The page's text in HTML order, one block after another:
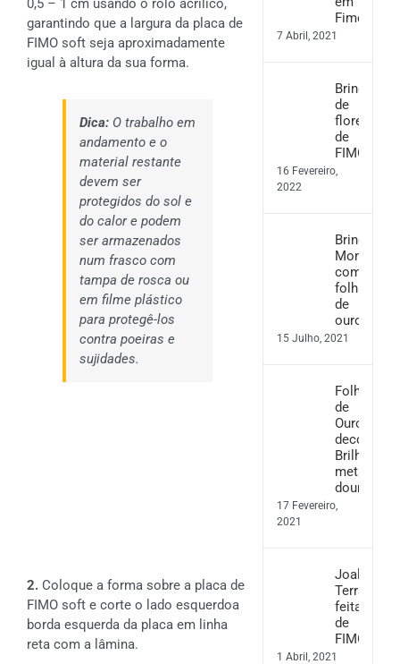
0,5 – 1 cm usando o rolo acrílico,
garantindo que a largura da placa de
FIMO soft seja aproximadamente
igual à altura da sua forma.
Dica: O trabalho em
andamento e o
material restante
devem ser
protegidos do sol e
do calor e podem
ser armazenados
num frasco com
tampa de rosca ou
em filme plástico
para protegê-los
contra poeiras e
sujidades.
2. Coloque a forma sobre a placa de
FIMO soft e corte o lado esquerdoa
borda esquerda da placa em linha
reta com a lâmina.
Fimo
7 Abril, 2021
Brincos
de
flores
de
FIMO
16 Fevereiro,
2022
Brincos
Monstera
com
folha
de
ouro
15 Julho, 2021
Folha
de
Ouro
decorativo
Brilho
metálico
dourado
17 Fevereiro,
2021
Joalharia
Terrazzo
feita
de
FIMO
1 Abril, 2021